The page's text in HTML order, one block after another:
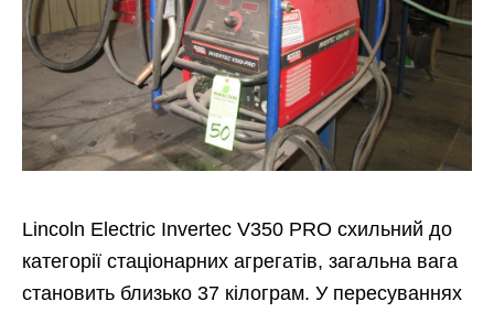
Lincoln Electric Invertec V350 PRO схильний до
категорії стаціонарних агрегатів, загальна вага
становить близько 37 кілограм. У пересуваннях